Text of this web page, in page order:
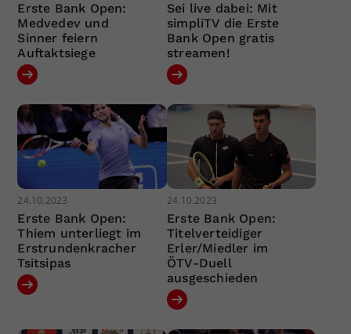
Erste Bank Open:
Medvedev und
Sinner feiern
Auftaktsiege
Sei live dabei: Mit
simpliTV die Erste
Bank Open gratis
streamen!
24.10.2023
Erste Bank Open:
Thiem unterliegt im
Erstrundenkracher
Tsitsipas
24.10.2023
Erste Bank Open:
Titelverteidiger
Erler/Miedler im
ÖTV-Duell
ausgeschieden